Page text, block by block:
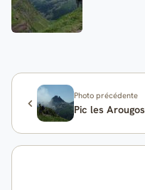
Photo précédente
Pic les Arougos